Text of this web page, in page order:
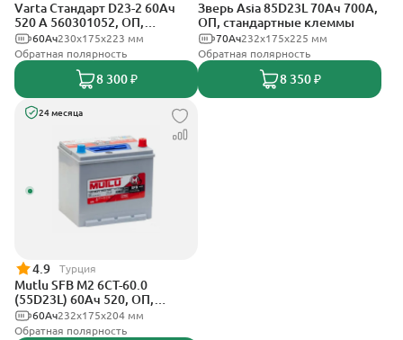
Varta Стандарт D23-2 60Ач
520 A 560301052, ОП,
стандартные клеммы
230х175х223 мм
60Ач
Обратная полярность
8 300 ₽
Зверь Asia 85D23L 70Ач 700А,
ОП, стандартные клеммы
232x175x225 мм
70Ач
Обратная полярность
8 350 ₽
24 месяца
4.9 Турция
Mutlu SFB M2 6СТ-60.0
(55D23L) 60Ач 520, ОП,
стандартные клеммы
232х175х204 мм
60Ач
Обратная полярность